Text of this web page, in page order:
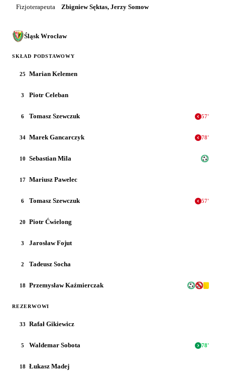
Fizjoterapeuta Zbigniew Sęktas, Jerzy Somow
Śląsk Wrocław
SKŁAD PODSTAWOWY
25 Marian Kelemen
3 Piotr Celeban
6 Tomasz Szewczuk 57'
34 Marek Gancarczyk 78'
10 Sebastian Mila
17 Mariusz Pawelec
6 Tomasz Szewczuk 57'
20 Piotr Ćwielong
3 Jarosław Fojut
2 Tadeusz Socha
18 Przemysław Kaźmierczak
REZERWOWI
33 Rafał Gikiewicz
5 Waldemar Sobota 78'
18 Łukasz Madej